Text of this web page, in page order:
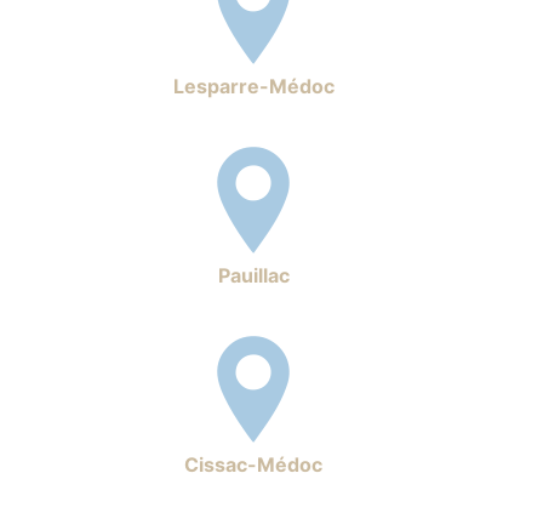
Lesparre-Médoc
Pauillac
Cissac-Médoc